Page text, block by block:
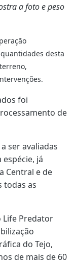
a foto e peso
desta
foi
de
ser avaliadas
já
Central e de
todas as
Life Predator
do Tejo,
de mais de 60